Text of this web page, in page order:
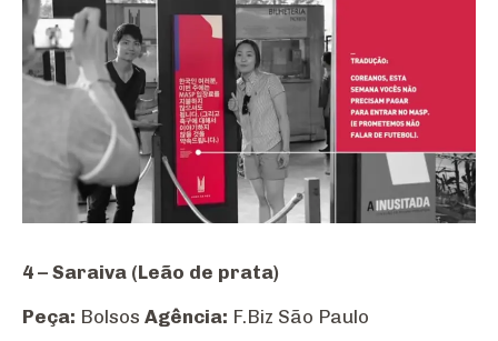
4 – Saraiva (Leão de prata)
Peça: Bolsos Agência: F.Biz São Paulo